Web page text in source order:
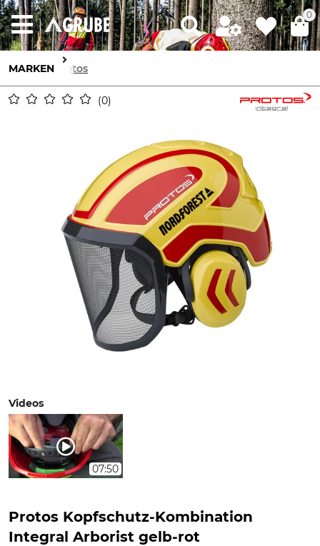
0
MARKEN Protos
0
Videos
07:50
Protos Kopfschutz-Kombination
Integral Arborist gelb-rot